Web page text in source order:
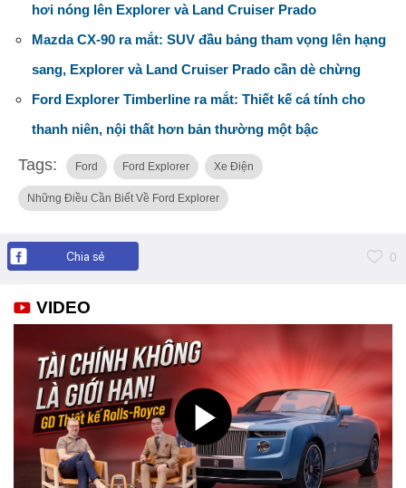
hơi nóng lên Explorer và Land Cruiser Prado
Mazda CX-90 ra mắt: SUV đầu bảng tham vọng lên hạng
sang, Explorer và Land Cruiser Prado cần dè chừng
Ford Explorer Timberline ra mắt: Thiết kế cá tính cho
thanh niên, nội thất hơn bản thường một bậc
Tags: Ford Ford Explorer Xe Điện
Những Điều Cần Biết Về Ford Explorer
Chia sẻ 0
VIDEO